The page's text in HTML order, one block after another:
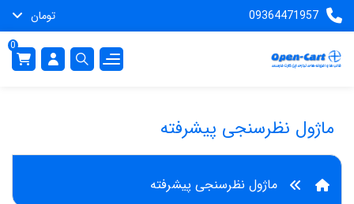
09364471957 تومان
0
ماژول نظرسنجی پیشرفته
ماژول نظرسنجی پیشرفته